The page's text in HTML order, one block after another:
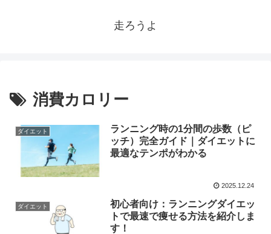
走ろうよ
消費カロリー
ダイエット
ランニング時の1分間の歩数（ピ
ッチ）完全ガイド｜ダイエットに
最適なテンポがわかる
2025.12.24
ダイエット
初心者向け：ランニングダイエッ
トで最速で痩せる方法を紹介しま
す！